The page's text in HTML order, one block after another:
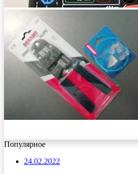
Популярное
24.02.2022